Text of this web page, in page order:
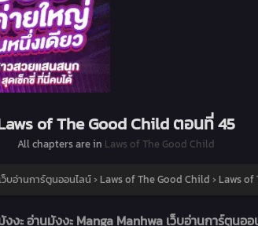
of The Good Child ตอนที่ 45
All chapters are in Laws of The Good Child
ว็บอ่านการ์ตูนออนไลน์› Laws of The Good Child › Laws of
งงะ อ่านมังงะ Manga Manhwa เว็บอ่านการ์ตูนอ